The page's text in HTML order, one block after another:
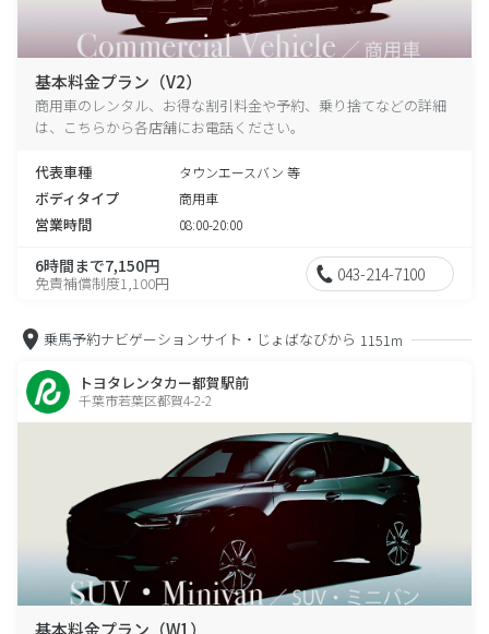
基本料金プラン（V2）
商用車のレンタル、お得な割引料金や予約、乗り捨てなどの詳細
は、こちらから各店舗にお電話ください。
代表車種 タウンエースバン 等
ボディタイプ 商用車
営業時間 08:00-20:00
6時間まで7,150円
免責補償制度1,100円 043-214-7100
乗馬予約ナビゲーションサイト・じょばなびから 1151m
トヨタレンタカー都賀駅前
千葉市若葉区都賀4-2-2
基本料金プラン（W1）